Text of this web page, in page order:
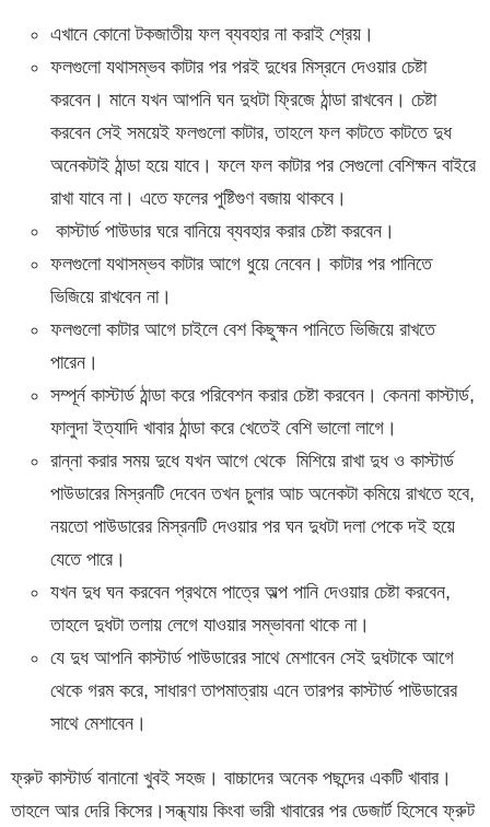
এখানে কোনো টকজাতীয় ফল ব্যবহার না করাই শ্রেয়।
ফলগুলো যথাসম্ভব কাটার পর পরই দুধের মিস্রনে দেওয়ার চেষ্টা
করবেন। মানে যখন আপনি ঘন দুধটা ফ্রিজে ঠান্ডা রাখবেন। চেষ্টা
করবেন সেই সময়েই ফলগুলো কাটার, তাহলে ফল কাটতে কাটতে দুধ
অনেকটাই ঠান্ডা হয়ে যাবে। ফলে ফল কাটার পর সেগুলো বেশিক্ষন বাইরে
রাখা যাবে না। এতে ফলের পুষ্টিগুণ বজায় থাকবে।
কাস্টার্ড পাউডার ঘরে বানিয়ে ব্যবহার করার চেষ্টা করবেন।
ফলগুলো যথাসম্ভব কাটার আগে ধুয়ে নেবেন। কাটার পর পানিতে
ভিজিয়ে রাখবেন না।
ফলগুলো কাটার আগে চাইলে বেশ কিছুক্ষন পানিতে ভিজিয়ে রাখতে
পারেন।
সম্পূর্ন কাস্টার্ড ঠান্ডা করে পরিবেশন করার চেষ্টা করবেন। কেননা কাস্টার্ড,
ফালুদা ইত্যাদি খাবার ঠান্ডা করে খেতেই বেশি ভালো লাগে।
রান্না করার সময় দুধে যখন আগে থেকে মিশিয়ে রাখা দুধ ও কাস্টার্ড
পাউডারের মিস্রনটি দেবেন তখন চুলার আচ অনেকটা কমিয়ে রাখতে হবে,
নয়তো পাউডারের মিস্রনটি দেওয়ার পর ঘন দুধটা দলা পেকে দই হয়ে
যেতে পারে।
যখন দুধ ঘন করবেন প্রথমে পাত্রে অল্প পানি দেওয়ার চেষ্টা করবেন,
তাহলে দুধটা তলায় লেগে যাওয়ার সম্ভাবনা থাকে না।
যে দুধ আপনি কাস্টার্ড পাউডারের সাথে মেশাবেন সেই দুধটাকে আগে
থেকে গরম করে, সাধারণ তাপমাত্রায় এনে তারপর কাস্টার্ড পাউডারের
সাথে মেশাবেন।
ফ্রুট কাস্টার্ড বানানো খুবই সহজ। বাচ্চাদের অনেক পছন্দের একটি খাবার।
তাহলে আর দেরি কিসের।সন্ধ্যায় কিংবা ভারী খাবারের পর ডেজার্ট হিসেবে ফ্রুট